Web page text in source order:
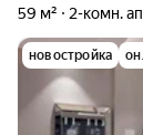
59 м² 2-комн.
новостройка